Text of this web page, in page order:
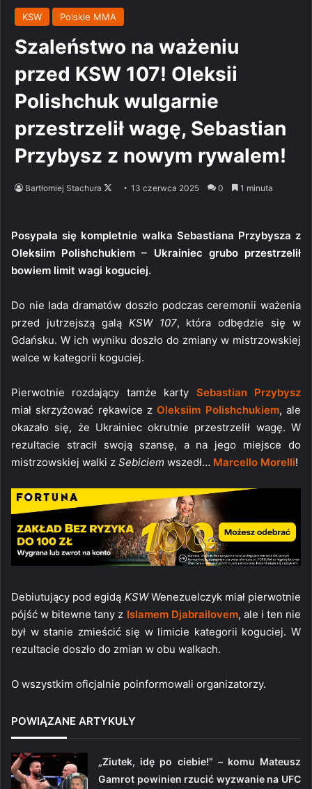
KSW Polskie MMA
Szaleństwo na ważeniu
przed KSW 107! Oleksii
Polishchuk wulgarnie
przestrzelił wagę, Sebastian
Przybysz z nowym rywalem!
Bartłomiej Stachura
Follow13 czerwca 2025 0 1 minuta
Posypała się kompletnie walka Sebastiana Przybysza z
Oleksiim Polishchukiem – Ukrainiec grubo przestrzelił
bowiem limit wagi koguciej.
Do nie lada dramatów doszło podczas ceremonii ważenia
przed jutrzejszą galą KSW 107, która odbędzie się w
Gdańsku. W ich wyniku doszło do zmiany w mistrzowskiej
walce w kategorii koguciej.
Pierwotnie rozdający tamże karty Sebastian Przybysz
miał skrzyżować rękawice zOleksiim Polishchukiem, ale
okazało się, że Ukrainiec okrutnie przestrzelił wagę. W
rezultacie stracił swoją szansę, a na jego miejsce do
mistrzowskiej walki z Sebiciem wszedł… Marcello Morelli!
Debiutujący pod egidą KSWWenezuelczyk miał pierwotnie
pójść w bitewne tany z Islamem Djabrailovem, ale i ten nie
był w stanie zmieścić się w limicie kategorii koguciej. W
rezultacie doszło do zmian w obu walkach.
O wszystkim oficjalnie poinformowali organizatorzy.
POWIĄZANE ARTYKUŁY
„Ziutek, idę po ciebie!” – komu Mateusz
Gamrot powinien rzucić wyzwanie na UFC